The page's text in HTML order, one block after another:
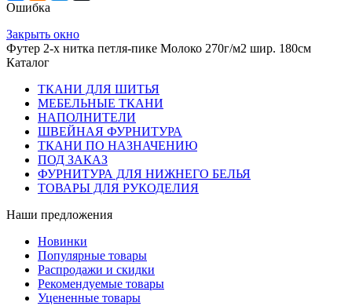
Ошибка
Закрыть окно
Футер 2-х нитка петля-пике Молоко 270г/м2 шир. 180см
Каталог
ТКАНИ ДЛЯ ШИТЬЯ
МЕБЕЛЬНЫЕ ТКАНИ
НАПОЛНИТЕЛИ
ШВЕЙНАЯ ФУРНИТУРА
ТКАНИ ПО НАЗНАЧЕНИЮ
ПОД ЗАКАЗ
ФУРНИТУРА ДЛЯ НИЖНЕГО БЕЛЬЯ
ТОВАРЫ ДЛЯ РУКОДЕЛИЯ
Наши предложения
Новинки
Популярные товары
Распродажи и скидки
Рекомендуемые товары
Уцененные товары